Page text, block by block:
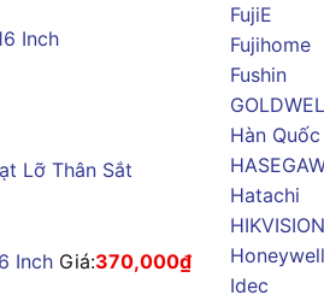
Inch
Lỡ Thân Sắt
Inch Giá:370,000₫
FujiE
Fujihome
Fushin
Hàn Quốc
Hatachi
HIKVISION
Honeywell
Idec